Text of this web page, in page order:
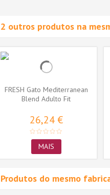
2 outros produtos na
FRESH Gato Mediterranean
Blend Adulto Fit
26,24 €
MAIS
Produtos do mesmo